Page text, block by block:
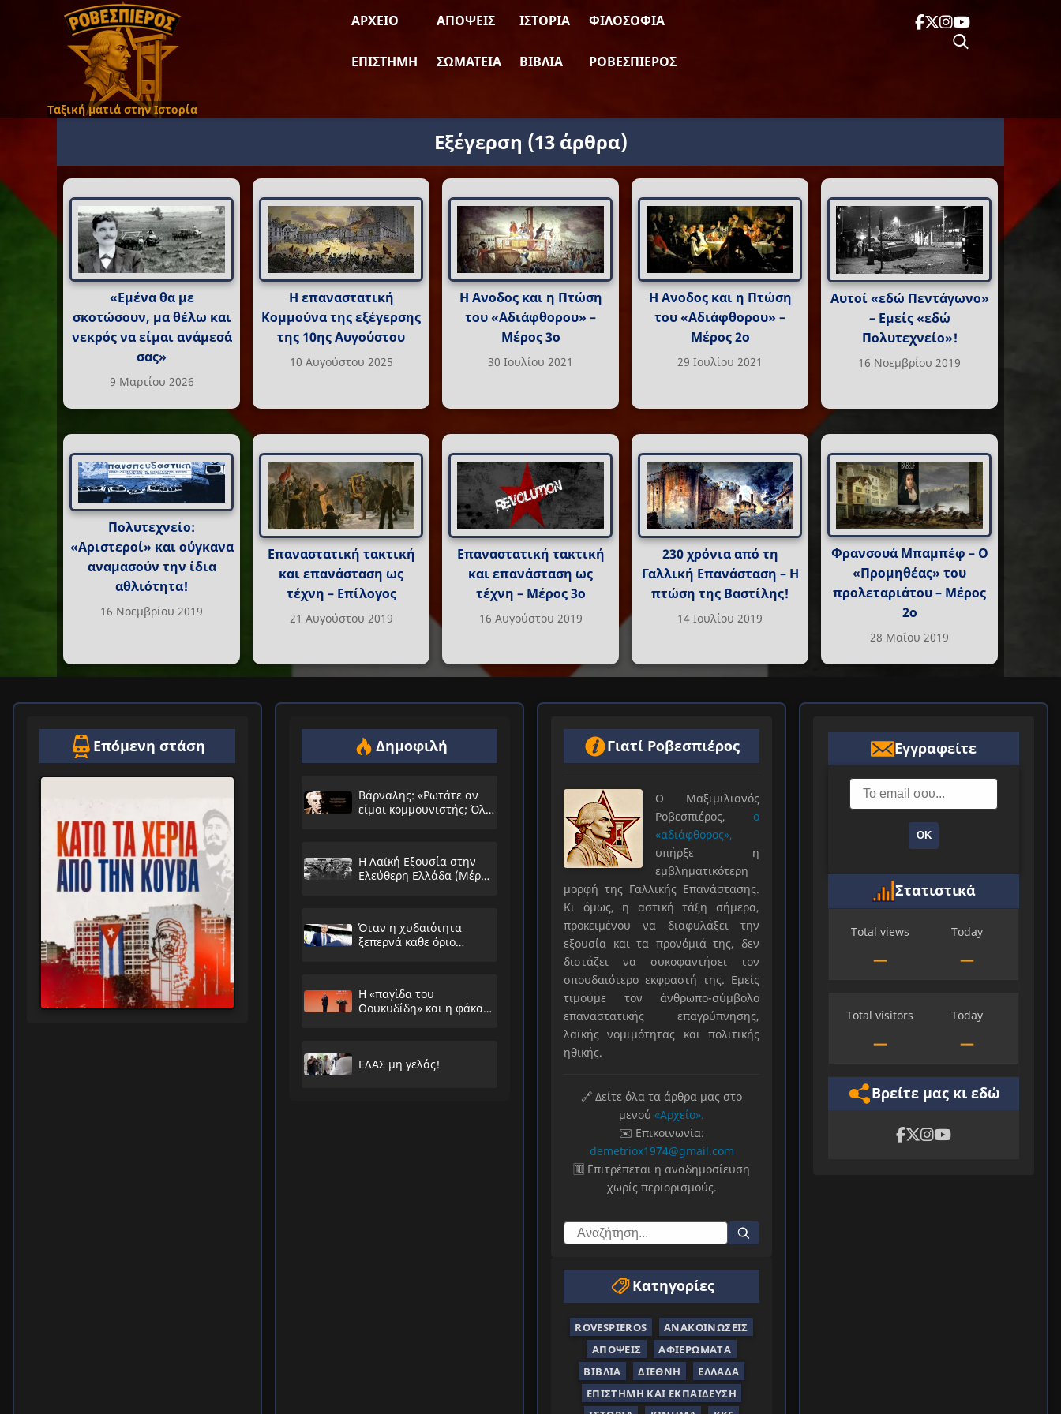
Ταξική ματιά στην Ιστορία
ΑΡΧΕΊΟ ΑΠΌΨΕΙΣ ΙΣΤΟΡΊΑ ΦΙΛΟΣΟΦΊΑ
ΕΠΙΣΤΉΜΗ ΣΩΜΑΤΕΊΑ ΒΙΒΛΊΑ ΡΟΒΕΣΠΙΈΡΟΣ
Εξέγερση (13 άρθρα)
«Εμένα θα με
σκοτώσουν, μα θέλω και
νεκρός να είμαι ανάμεσά
σας»
9 Μαρτίου 2026
Η επαναστατική
Κομμούνα της εξέγερσης
της 10ης Αυγούστου
10 Αυγούστου 2025
Η Ανοδος και η Πτώση
του «Αδιάφθορου» –
Μέρος 3ο
30 Ιουλίου 2021
Η Ανοδος και η Πτώση
του «Αδιάφθορου» –
Μέρος 2ο
29 Ιουλίου 2021
Αυτοί «εδώ Πεντάγωνο»
– Εμείς «εδώ
Πολυτεχνείο»!
16 Νοεμβρίου 2019
Πολυτεχνείο:
«Αριστεροί» και ούγκανα
αναμασούν την ίδια
αθλιότητα!
16 Νοεμβρίου 2019
Επαναστατική τακτική
και επανάσταση ως
τέχνη – Επίλογος
21 Αυγούστου 2019
Επαναστατική τακτική
και επανάσταση ως
τέχνη – Μέρος 3ο
16 Αυγούστου 2019
230 χρόνια από τη
Γαλλική Επανάσταση – Η
πτώση της Βαστίλης!
14 Ιουλίου 2019
Φρανσουά Μπαμπέφ – Ο
«Προμηθέας» του
προλεταριάτου – Μέρος
2ο
28 Μαΐου 2019
Επόμενη στάση Δημοφιλή
Βάρναλης: «Ρωτάτε αν
είμαι κομμουνιστής; Όλο
Η Λαϊκή Εξουσία στην
Ελεύθερη Ελλάδα (Μέρος
Όταν η χυδαιότητα
ξεπερνά κάθε όριο…
Η «παγίδα του
Θουκυδίδη» και η φάκα
ΕΛΑΣ μη γελάς!
Γιατί Ροβεσπιέρος
Ο Μαξιμιλιανός
Ροβεσπιέρος, ο
«αδιάφθορος»,
υπήρξε η
εμβληματικότερη
μορφή της Γαλλικής Επανάστασης.
Κι όμως, η αστική τάξη σήμερα,
προκειμένου να διαφυλάξει την
εξουσία και τα προνόμιά της, δεν
διστάζει να συκοφαντήσει τον
σπουδαιότερο εκφραστή της. Εμείς
τιμούμε τον άνθρωπο-σύμβολο
επαναστατικής επαγρύπνησης,
λαϊκής νομιμότητας και πολιτικής
ηθικής.
🔗 Δείτε όλα τα άρθρα μας στο
μενού «Αρχείο».
✉️ Επικοινωνία:
demetriox1974@gmail.com
🆓 Επιτρέπεται η αναδημοσίευση
χωρίς περιορισμούς.
Κατηγορίες
ROVESPIEROS
ΑΝΑΚΟΙΝΏΣΕΙΣ
ΑΠΌΨΕΙΣ
ΑΦΙΕΡΏΜΑΤΑ
ΒΙΒΛΊΑ
ΔΙΕΘΝΉ
ΕΛΛΆΔΑ
ΕΠΙΣΤΉΜΗ ΚΑΙ ΕΚΠΑΊΔΕΥΣΗ
Εγγραφείτε
ΟΚ
Στατιστικά
Total views
—
Today
—
Total visitors
—
Today
—
Βρείτε μας κι εδώ